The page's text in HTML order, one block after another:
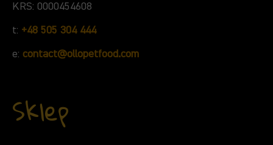
KRS: 0000454608
t: +48 505 304 444
e: contact@ollopetfood.com
Sklep